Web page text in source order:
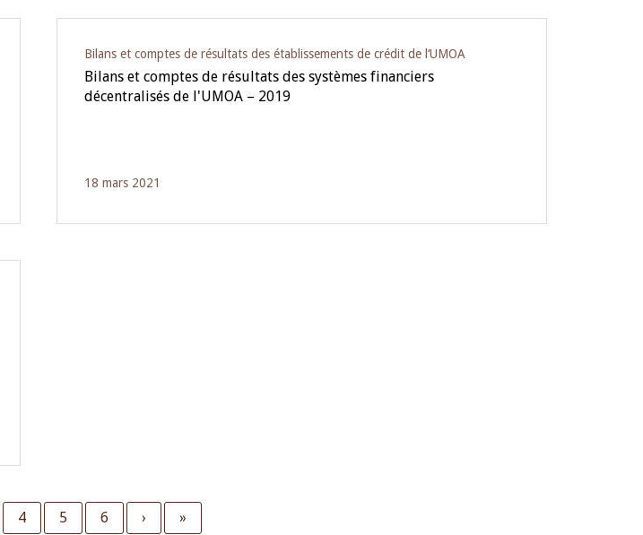
Bilans et comptes de résultats des établissements de crédit de l‘UMOA
Bilans et comptes de résultats des systèmes financiers
décentralisés de l'UMOA – 2019
18 mars 2021
Page
4 Page
5 Page
6
Next
›
Last
»